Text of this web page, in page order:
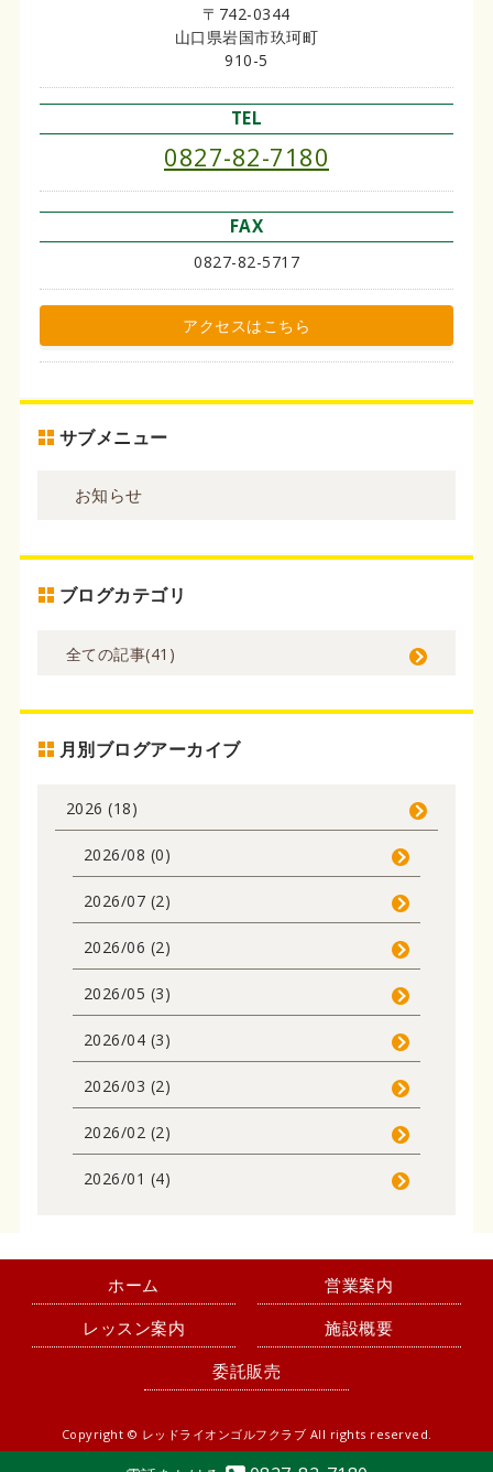
〒742-0344
山口県岩国市玖珂町
910-5
TEL
0827-82-7180
FAX
0827-82-5717
アクセスはこちら
サブメニュー
お知らせ
ブログカテゴリ
全ての記事(41)
月別ブログアーカイブ
2026 (18)
2026/08 (0)
2026/07 (2)
2026/06 (2)
2026/05 (3)
2026/04 (3)
2026/03 (2)
2026/02 (2)
2026/01 (4)
ホーム
営業案内
レッスン案内
施設概要
委託販売
Copyright © レッドライオンゴルフクラブ All rights reserved.